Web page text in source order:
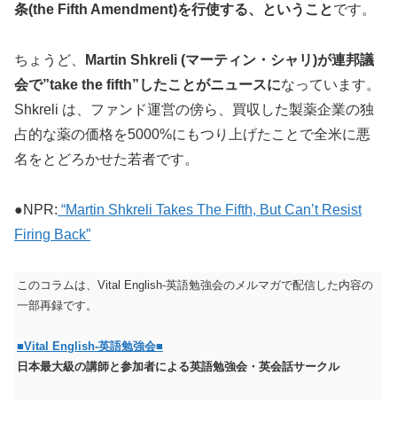
条(the Fifth Amendment)を行使する、ということです。
ちょうど、
Martin Shkreli (マーティン・シャリ)が連邦議
会で”take the fifth”したことがニュースになっています。
Shkreli は、ファンド運営の傍ら、買収した製薬企業の独
占的な薬の価格を5000%にもつり上げたことで全米に悪
名をとどろかせた若者です。
●NPR: “Martin Shkreli Takes The Fifth, But Can’t Resist
Firing Back”
このコラムは、Vital English-英語勉強会のメルマガで配信した内容の
一部再録です。
■Vital English-英語勉強会■
日本最大級の講師と参加者による英語勉強会・英会話サークル